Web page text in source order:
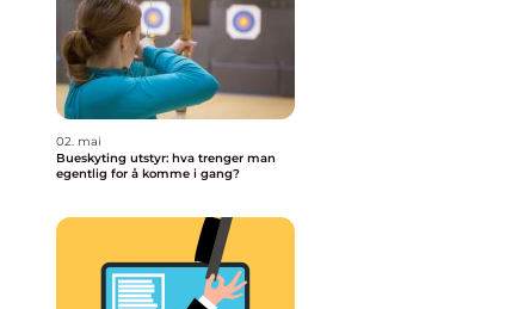
02. mai
Bueskyting utstyr: hva trenger man
egentlig for å komme i gang?